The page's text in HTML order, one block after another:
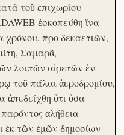
τοῦ ἐπιχωρίου
ἐσκοπεύθη ἵνα
χρόνου, προ δεκαετιῶν,
Σαμαρᾶ,
λοιπῶν αἱρετῶν ἐν
τοῦ πάλαι ἀεροδρομίου,
ἀπεδείχθη ὅτι ὅσα
ἀλήθεια
ἐκ τῶν ἐμῶν δημοσίων